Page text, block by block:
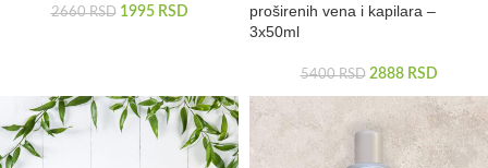
2660RSD 1995 RSD
proširenih vena i kapilara –
3x50ml
5400RSD 2888 RSD